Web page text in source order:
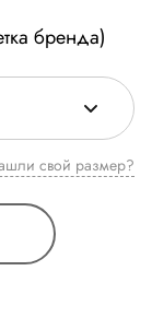
бренда)
Не нашли свой размер?